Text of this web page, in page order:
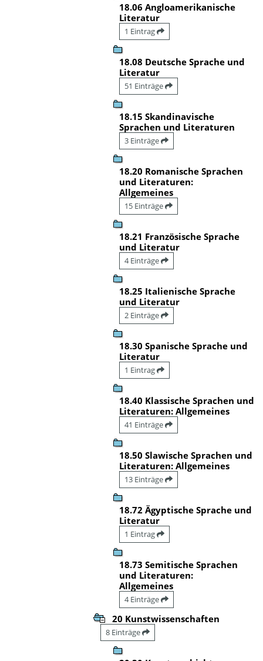
18.06 Angloamerikanische
Literatur
1 Eintrag
18.08 Deutsche Sprache und
Literatur
51 Einträge
18.15 Skandinavische
Sprachen und Literaturen
3 Einträge
18.20 Romanische Sprachen
und Literaturen:
Allgemeines
15 Einträge
18.21 Französische Sprache
und Literatur
4 Einträge
18.25 Italienische Sprache
und Literatur
2 Einträge
18.30 Spanische Sprache und
Literatur
1 Eintrag
18.40 Klassische Sprachen und
Literaturen: Allgemeines
41 Einträge
18.50 Slawische Sprachen und
Literaturen: Allgemeines
13 Einträge
18.72 Ägyptische Sprache und
Literatur
1 Eintrag
18.73 Semitische Sprachen
und Literaturen:
Allgemeines
4 Einträge
20 Kunstwissenschaften
8 Einträge